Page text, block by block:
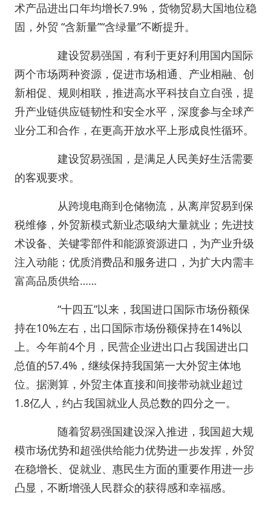
术产品进出口年均增长7.9%，货物贸易大国地位稳
固，外贸 “含新量”“含绿量”不断提升。
建设贸易强国，有利于更好利用国内国际
两个市场两种资源，促进市场相通、产业相融、创
新相促、规则相联，推进高水平科技自立自强，提
升产业链供应链韧性和安全水平，深度参与全球产
业分工和合作，在更高开放水平上形成良性循环。
建设贸易强国，是满足人民美好生活需要
的客观要求。
从跨境电商到仓储物流，从离岸贸易到保
税维修，外贸新模式新业态吸纳大量就业；先进技
术设备、关键零部件和能源资源进口，为产业升级
注入动能；优质消费品和服务进口，为扩大内需丰
富高品质供给……
“十四五”以来，我国进口国际市场份额保
持在10%左右，出口国际市场份额保持在14%以
上。今年前4个月，民营企业进出口占我国进出口
总值的57.4%，继续保持我国第一大外贸主体地
位。据测算，外贸主体直接和间接带动就业超过
1.8亿人，约占我国就业人员总数的四分之一。
随着贸易强国建设深入推进，我国超大规
模市场优势和超强供给能力优势进一步发挥，外贸
在稳增长、促就业、惠民生方面的重要作用进一步
凸显，不断增强人民群众的获得感和幸福感。